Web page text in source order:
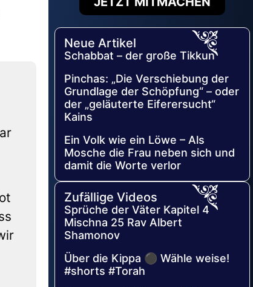
Neue Artikel
Schabbat – der große Tikkun
Pinchas: „Die Verschiebung der
Grundlage der Schöpfung“ – oder
der „geläuterte Eiferersucht“
Kains
Ein Volk wie ein Löwe – Als
Mosche die Frau neben sich und
damit die Worte verlor
Zufällige Videos
Sprüche der Väter Kapitel 4
Mischna 25 Rav Albert
Shamonov
Über die Kippa ⚫ Wähle weise!
#shorts #Torah